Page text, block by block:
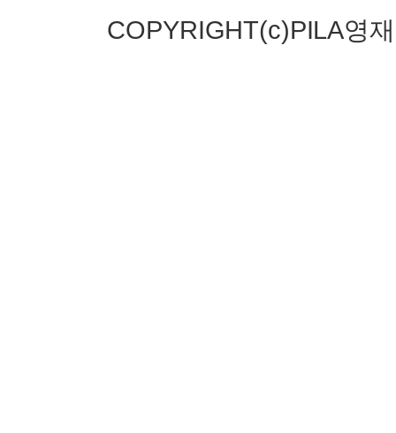
COPYRIGHT(c)PILA영